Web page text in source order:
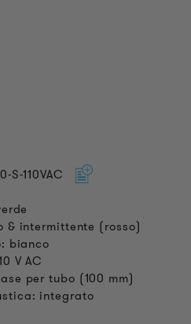
S-110VAC
& intermittente (rosso)
bianco
V AC
per tubo (100 mm)
integrato